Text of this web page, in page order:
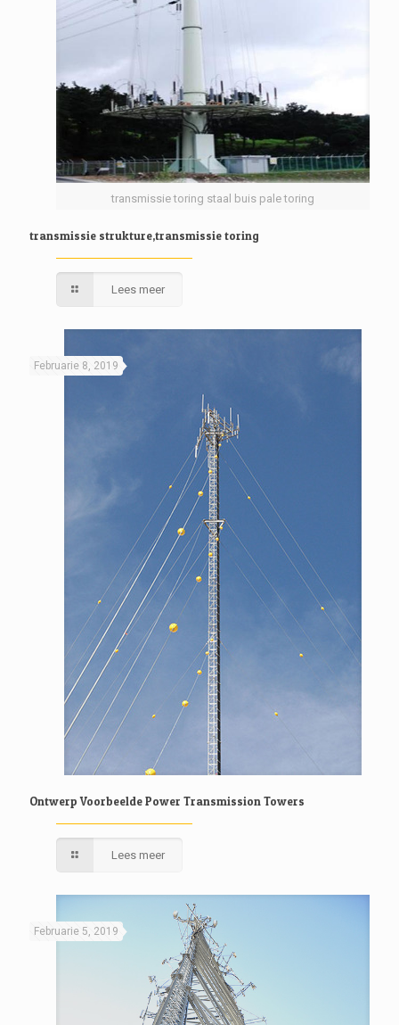
transmissie toring staal buis pale toring
transmissie strukture,transmissie toring
Lees meer
Februarie 8, 2019
Ontwerp Voorbeelde Power Transmission Towers
Lees meer
Februarie 5, 2019